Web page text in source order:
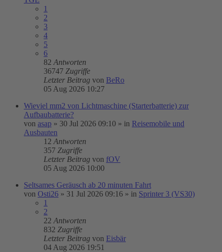
1
2
3
4
5
6
82 Antworten
36747 Zugriffe
Letzter Beitrag von BeRo
05 Aug 2026 10:27
Wieviel mm2 von Lichtmaschine (Starterbatterie) zur
Aufbaubatterie?
von asap » 30 Jul 2026 09:10 » in Reisemobile und
Ausbauten
12 Antworten
357 Zugriffe
Letzter Beitrag von fOV
05 Aug 2026 10:00
Seltsames Geräusch ab 20 minuten Fahrt
von Osti26 » 31 Jul 2026 09:16 » in Sprinter 3 (VS30)
1
2
22 Antworten
832 Zugriffe
Letzter Beitrag von Eisbär
04 Aug 2026 19:51